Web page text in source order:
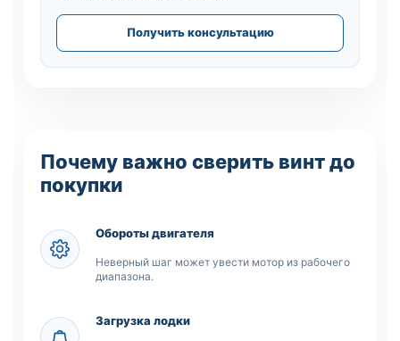
Получить консультацию
Почему важно сверить винт до
покупки
Обороты двигателя
Неверный шаг может увести мотор из рабочего
диапазона.
Загрузка лодки